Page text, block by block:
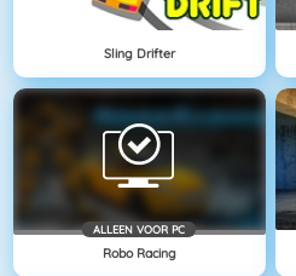
Sling Drifter
ALLEEN VOOR PC
Robo Racing